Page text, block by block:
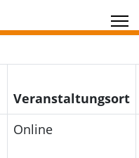
Veranstaltungsort
Online